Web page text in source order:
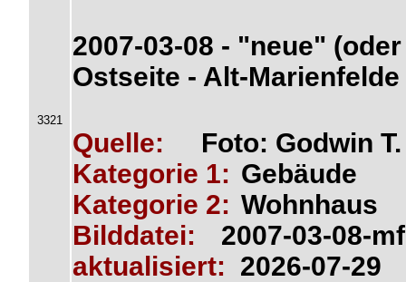
3321
2007-03-08 - "neue"
Ostseite - Alt-Marienfelde
Quelle:
Foto: Godwin
Kategorie 1: Gebäude
Kategorie 2: Wohnhaus
Bilddatei:
2007-03-08-
aktualisiert: 2026-07-29